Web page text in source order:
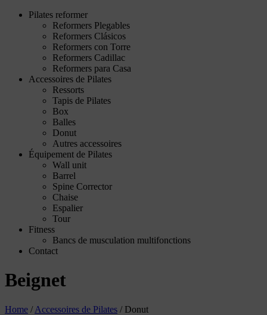
Pilates reformer
Reformers Plegables
Reformers Clásicos
Reformers con Torre
Reformers Cadillac
Reformers para Casa
Accessoires de Pilates
Ressorts
Tapis de Pilates
Box
Balles
Donut
Autres accessoires
Équipement de Pilates
Wall unit
Barrel
Spine Corrector
Chaise
Espalier
Tour
Fitness
Bancs de musculation multifonctions
Contact
Beignet
Home / Accessoires de Pilates / Donut